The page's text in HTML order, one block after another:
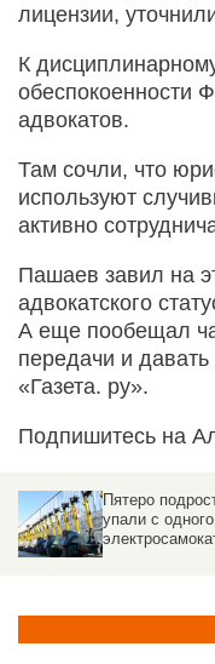
лицензии,
К
обеспокоенности
адвокатов.
Там сочли, что
используют
активно
Пашаев завил на
адвокатского
А еще пообещал
передачи и
«Газета. ру».
Подпишитесь на
Пятеро
упали с одного